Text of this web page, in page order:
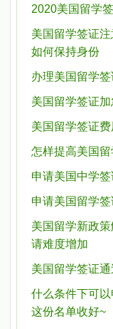
2020美国留学
美国留学签证
如何保持身份
办理美国留学
美国留学签证
美国留学签证费
怎样提高美国
申请美国中学
申请美国留学签
美国留学新政
请难度增加
美国留学签证
什么条件下可
这份名单收好~